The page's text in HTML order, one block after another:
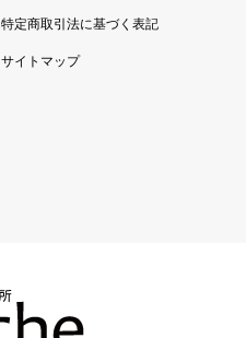
特定商取引法に基づく表記
サイトマップ